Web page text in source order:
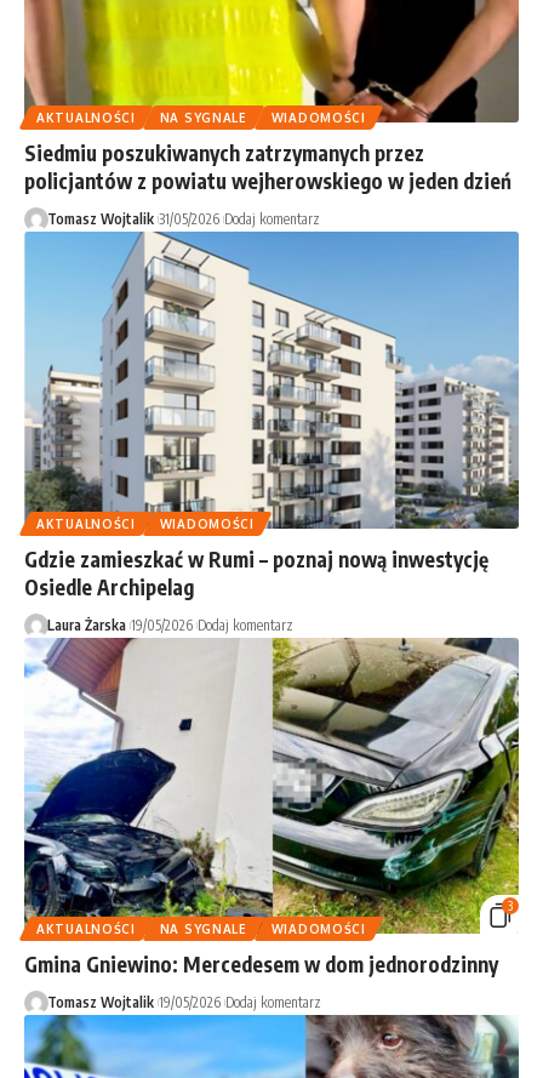
AKTUALNOŚCI NA SYGNALE WIADOMOŚCI
Siedmiu poszukiwanych zatrzymanych przez
policjantów z powiatu wejherowskiego w jeden dzień
Tomasz Wojtalik 31/05/2026 Dodaj komentarz
AKTUALNOŚCI WIADOMOŚCI
Gdzie zamieszkać w Rumi – poznaj nową inwestycję
Osiedle Archipelag
Laura Żarska 19/05/2026 Dodaj komentarz
3
AKTUALNOŚCI
NA SYGNALE WIADOMOŚCI
Gmina Gniewino: Mercedesem w dom jednorodzinny
Tomasz Wojtalik 19/05/2026 Dodaj komentarz